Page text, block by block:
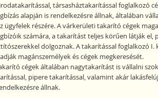
társasháztakarítással foglalkozó
alapján is rendelkezésre állnak, általában
ügyfelek részére. A várkerületi takarító cégek
számára, a takarítást teljes körűen látják el,
dolgoznak. A takarítással foglalkozó I.
magánszemélyek és cégek megkeresését.
cégek általában nagytakarítást is vállalni
pipere takarítással, valamint akár
állnak.